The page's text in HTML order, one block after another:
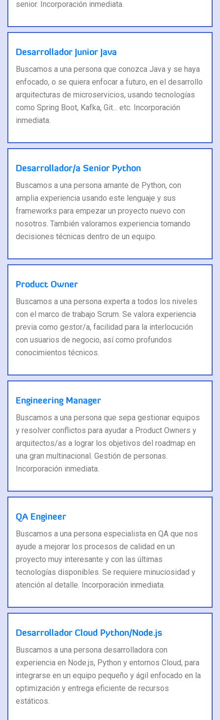
senior. Incorporación inmediata.
Desarrollador Junior Java
Buscamos a una persona que conozca Java y se haya
enfocado, o se quiera enfocar a futuro, en el desarrollo
arquitecturas de microservicios, usando tecnologías
como Spring Boot, Kafka, Git... etc. Incorporación
inmediata.
Desarrollador/a Senior Python
Buscamos a una persona amante de Python, con
amplia experiencia usando este lenguaje y sus
frameworks para empezar un proyecto nuevo con
nosotros. También valoramos experiencia tomando
decisiones técnicas dentro de un equipo.
Product Owner
Buscamos a una persona experta a todos los niveles
con el marco de trabajo Scrum. Se valora experiencia
previa como gestor/a, facilidad para la interlocución
con usuarios de negocio, así como profundos
conocimientos técnicos.
Engineering Manager
Buscamos a una persona que sepa gestionar equipos
y resolver conflictos para ayudar a Product Owners y
arquitectos/as a lograr los objetivos del roadmap en
una gran multinacional. Gestión de personas.
Incorporación inmediata.
QA Engineer
Buscamos a una persona especialista en QA que nos
ayude a mejorar los procesos de calidad en un
proyecto muy interesante y con las últimas
tecnologías disponibles. Se requiere minuciosidad y
atención al detalle. Incorporación inmediata.
Desarrollador Cloud Python/Node.js
Buscamos a una persona desarrolladora con
experiencia en Node.js, Python y entornos Cloud, para
integrarse en un equipo pequeño y ágil enfocado en la
optimización y entrega eficiente de recursos
estáticos.